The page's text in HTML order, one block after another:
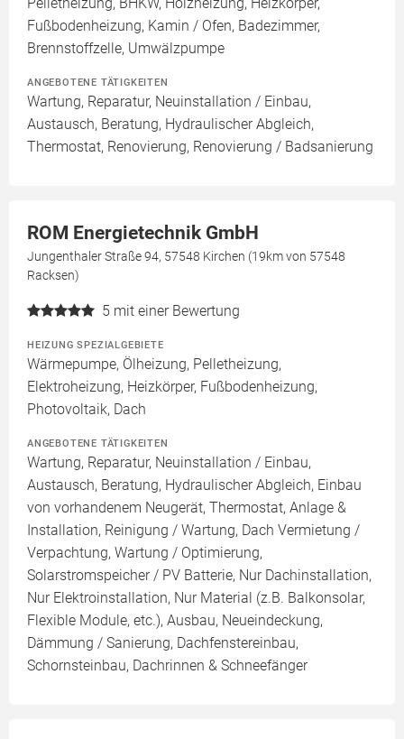
Fußbodenheizung, Kamin / Ofen, Badezimmer,
Brennstoffzelle, Umwälzpumpe
ANGEBOTENE TÄTIGKEITEN
Wartung, Reparatur, Neuinstallation / Einbau,
Austausch, Beratung, Hydraulischer Abgleich,
Thermostat, Renovierung, Renovierung / Badsanierung
ROM Energietechnik GmbH
Jungenthaler Straße 94, 57548 Kirchen (19km von 57548
Racksen)
5 mit einer Bewertung
HEIZUNG SPEZIALGEBIETE
Wärmepumpe, Ölheizung, Pelletheizung,
Elektroheizung, Heizkörper, Fußbodenheizung,
Photovoltaik, Dach
ANGEBOTENE TÄTIGKEITEN
Wartung, Reparatur, Neuinstallation / Einbau,
Austausch, Beratung, Hydraulischer Abgleich, Einbau
von vorhandenem Neugerät, Thermostat, Anlage &
Installation, Reinigung / Wartung, Dach Vermietung /
Verpachtung, Wartung / Optimierung,
Solarstromspeicher / PV Batterie, Nur Dachinstallation,
Nur Elektroinstallation, Nur Material (z.B. Balkonsolar,
Flexible Module, etc.), Ausbau, Neueindeckung,
Dämmung / Sanierung, Dachfenstereinbau,
Schornsteinbau, Dachrinnen & Schneefänger